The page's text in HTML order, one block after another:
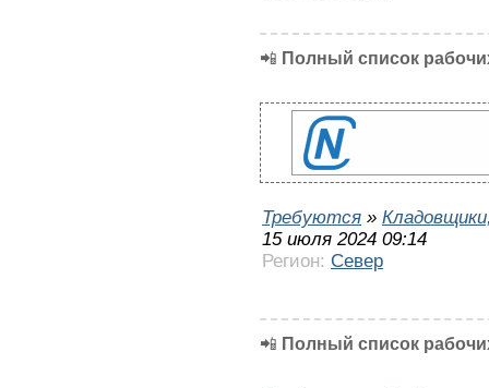
📲 Полный список
Требуются »
15 июля 2024 09:14
Регион: Север
📲 Полный список